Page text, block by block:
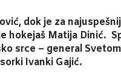
dok je za
hokejaš Matija Dinić.
srce – general
Ivanki Gajić.